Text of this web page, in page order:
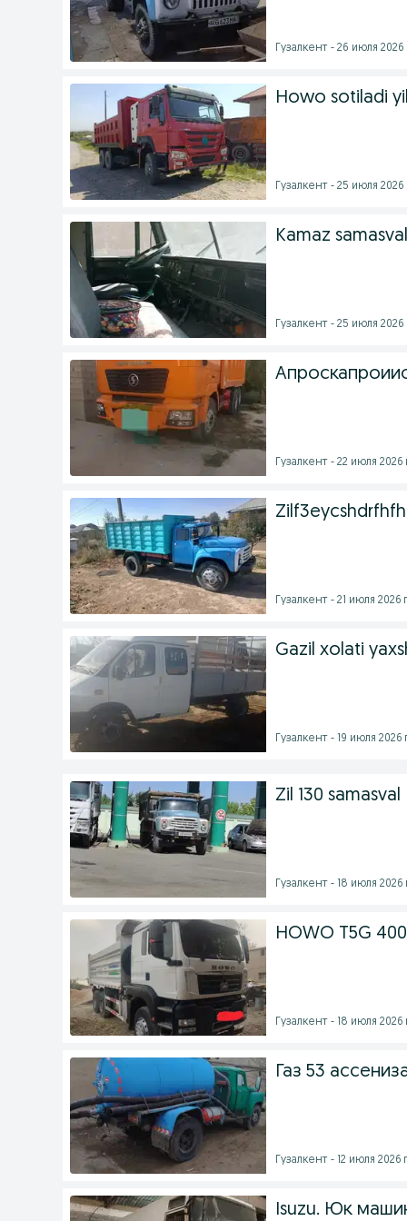
Гузалкент - 26 июля 2026
Howo sotiladi
Гузалкент - 25 июля 2026
Kamaz samasval
Гузалкент - 25 июля 2026
Гузалкент - 22 июля 2026
Гузалкент - 21 июля 2026
Gazil xolati
Гузалкент - 19 июля 2026
Zil 130 samasval
Гузалкент - 18 июля 2026
HOWO T5G
Гузалкент - 18 июля 2026
Газ 53
Гузалкент - 12 июля 2026
Isuzu. Юк